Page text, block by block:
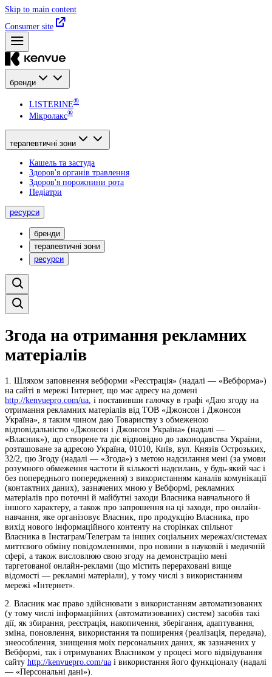
Skip to main content
Consumer site
бренди
LISTERINE®
Мікролакс®
терапевтичні зони
Кашель та застуда
Здоров'я органів травлення
Здоров'я порожнини рота
Педіатри
ресурси
бренди
терапевтичні зони
ресурси
Згода на отримання рекламних
матеріалів
1. Шляхом заповнення вебформи «Реєстрація» (надалі — «Вебформа»)
на сайті в мережі Інтернет, що має адресу на домені
http://kenvuepro.com/ua , і поставивши галочку в графі «Даю згоду на
отримання рекламних матеріалів від ТОВ «Джонсон і Джонсон
Україна», я таким чином даю Товариству з обмеженою
відповідальністю «Джонсон і Джонсон Україна» (надалі —
«Власник»), що створене та діє відповідно до законодавства України,
розташоване за адресою Україна, 01010, Київ, вул. Князів Острозьких,
32/2, цю Згоду (надалі — «Згода») з метою надсилання мені (за умови
розумного обмеження частоти й кількості надсилань, у будь-який час і
без попереднього попередження) з використанням каналів комунікації
(контактних даних), зазначених мною у Вебформі, рекламних
матеріалів про поточні й майбутні заходи Власника навчального й
іншого характеру, а також про запрошення на ці заходи, про онлайн-
навчання, яке організовує Власник, про продукцію Власника, про
вихід нового інформаційного контенту на сторінках спільнот
Власника в Інстаграм/Телеграм та інших соціальних мережах/системах
миттєвого обміну повідомленнями, про новини в науковій і медичній
сфері, а також висловлюю свою згоду на демонстрацію мені
таргетованої онлайн-реклами (що містить перераховані вище
відомості — рекламні матеріали), у тому числі з використанням
мережі «Інтернет».
2. Власник має право здійснювати з використанням автоматизованих
(у тому числі інформаційних (автоматизованих) систем) засобів такі
дії, як збирання, реєстрація, накопичення, зберігання, адаптування,
зміна, поновлення, використання та поширення (реалізація, передача),
знеособлення, знищення моїх персональних даних, як зазначених у
Вебформі, так і отримуваних Власником у процесі мого відвідування
сайту http://kenvuepro.com/ua і використання його функціоналу (надалі
— «Персональні дані»).